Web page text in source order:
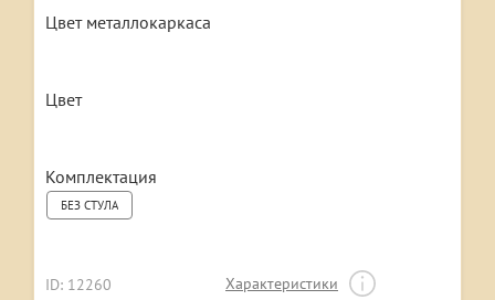
Цвет металлокаркаса
Цвет
Комплектация
БЕЗ СТУЛА
ID: 12260 Характеристики